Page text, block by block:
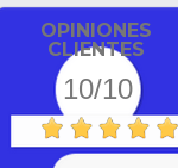
OPINIONES
CLIENTES
10/10